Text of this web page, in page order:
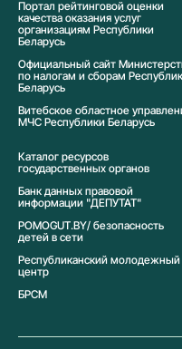
Портал рейтинговой оценки
качества оказания услуг
организациям Республики
Беларусь
Официальный сайт
по налогам и сборам
Беларусь
Витебское областное
МЧС Республики Беларусь
Каталог ресурсов
государственных органов
Банк данных правовой
информации "ДЕПУТАТ"
POMOGUT.BY/ безопасность
детей в сети
Республиканский молодежный
центр
БРСМ